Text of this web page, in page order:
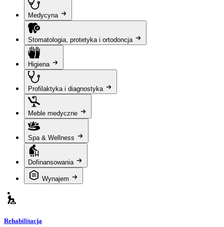
Medycyna
Stomatologia, protetyka i ortodoncja
Higiena
Profilaktyka i diagnostyka
Meble medyczne
Spa & Wellness
Dofinansowania
Wynajem
Rehabilitacja